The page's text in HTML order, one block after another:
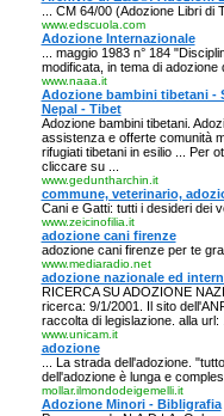
... CM 64/00 (Adozione Libri di
www.edscuola.com
Adozione Internazionale
... maggio 1983 n° 184
modificata, in tema di adozione
www.naaa.it
Adozione bambini tibetani -
Nepal - Tibet
Adozione bambini tibetani.
assistenza e offerte comunità
rifugiati tibetani in esilio ... Per
cliccare su ...
www.geduntharchin.it
commune, veterinario,
Cani e Gatti: tutti i desideri dei
www.zeicinofilia.it
adozione cani firenze
adozione cani firenze per te
www.mediaradio.net
adozione nazionale ed
RICERCA SU ADOZIONE
ricerca: 9/1/2001. Il sito
raccolta di legislazione. alla url:
www.unicam.it
adozione
... La strada dell'adozione.
dell'adozione è lunga e
mollar.ilmondodeigemelli.it
Adozione Minori - Bibligrafia